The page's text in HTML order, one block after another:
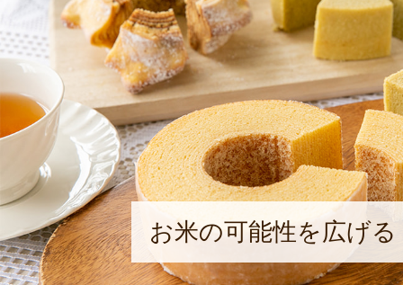
お米の可能性を広げ